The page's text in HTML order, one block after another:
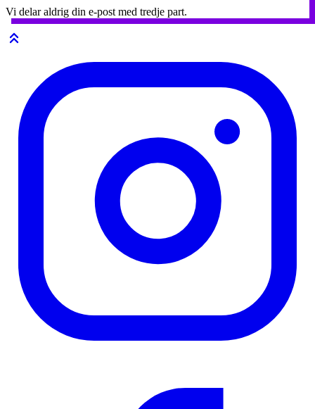
Vi delar aldrig din e-post med tredje part.